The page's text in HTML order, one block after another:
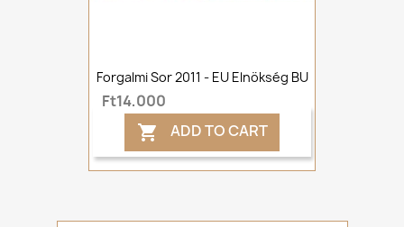
Forgalmi Sor 2011 - EU Elnökség BU
Ft14,000
 ADD TO CART